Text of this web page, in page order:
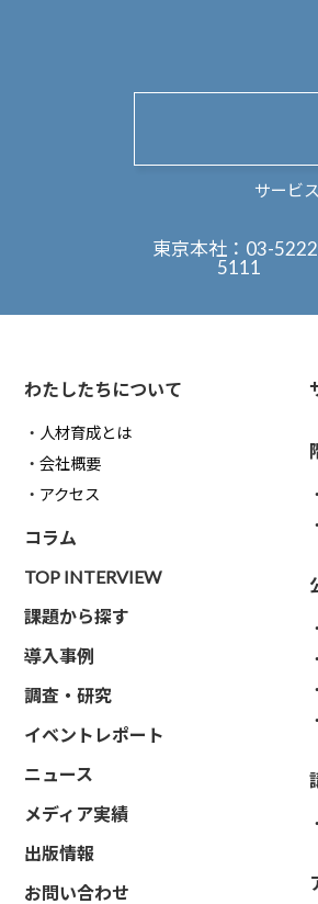
サービ
東京本社： 03-
5111
わたしたちについて
人材育成とは
会社概要
アクセス
コラム
TOP INTERVIEW
課題から探す
導入事例
調査・研究
イベントレポート
ニュース
メディア実績
出版情報
お問い合わせ